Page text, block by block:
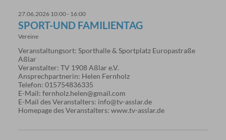
27.06.2026 10:00 - 16:00
SPORT-UND FAMILIENTAG
Vereine
Veranstaltungsort: Sporthalle & Sportplatz Europastraße
Aßlar
Veranstalter: TV 1908 Aßlar e.V.
Ansprechpartnerin: Helen Fernholz
Telefon: 015754836335
E-Mail: fernholz.helen@gmail.com
E-Mail des Veranstalters: info@tv-asslar.de
Homepage des Veranstalters: www.tv-asslar.de